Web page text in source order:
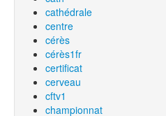
cathédrale
centre
cérès
cérès1fr
certificat
cerveau
cftv1
championnat